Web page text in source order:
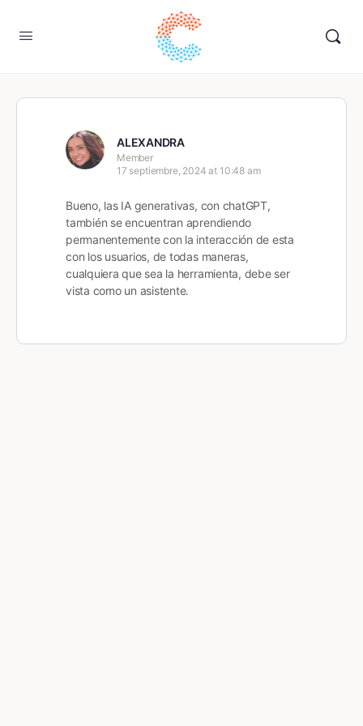
ALEXANDRA
Member
17 septiembre, 2024 at 10:48 am
Bueno, las IA generativas, con chatGPT,
también se encuentran aprendiendo
permanentemente con la interacción de esta
con los usuarios, de todas maneras,
cualquiera que sea la herramienta, debe ser
vista como un asistente.